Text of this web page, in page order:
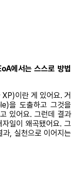
에서는 스스로 방법
이란 게 있어요. 거
을 도출하고 그것을
있어요. 그런데 결과
일이 왜곡됐어요. 그
, 실천으로 이어지는